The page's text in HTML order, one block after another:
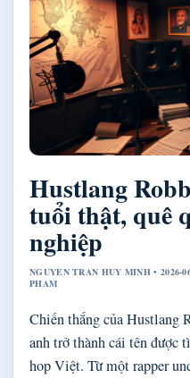
Hustlang
tuổi thật, quê
nghiệp
NGUYEN TRAN HUY MINH • 2026-
PHAM
Chiến thắng của Hustlang
anh trở thành cái tên được
hop Việt. Từ một rapper